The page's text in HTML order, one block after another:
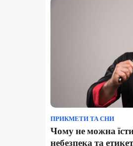
ПРИКМЕТИ ТА СНИ
Чому не можна
небезпека та етикет